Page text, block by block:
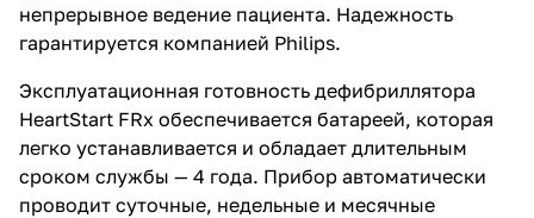
непрерывное ведение пациента. Надежность
гарантируется компанией Philips.
Эксплуатационная готовность дефибриллятора
HeartStart FRx обеспечивается батареей, которая
легко устанавливается и обладает длительным
сроком службы — 4 года. Прибор автоматически
проводит суточные, недельные и месячные